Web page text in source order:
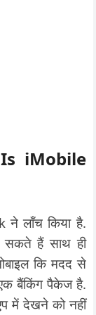
iMobile
ने लॉंच किया है.
सकते हैं साथ ही
कि मदद से
बैंकिंग पैकेज है.
में देखने को नहीं